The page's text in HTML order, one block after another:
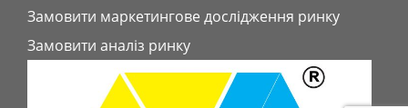
Замовити маркетингове дослідження ринку
Замовити аналіз ринку